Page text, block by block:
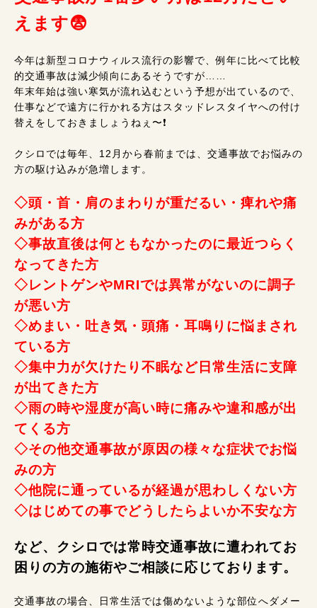
えます😨
今年は新型コロナウィルス流行の影響で、例年に比べて比較
的交通事故は減少傾向にあるそうですが……
年末年始は強い寒気が流れ込むという予想が出ているので、
仕事などで遠方に行かれる方はスタッドレスタイヤへの付け
替えをしておきましょうねぇ〜❗
クシロでは毎年、12月から春前までは、交通事故でお悩みの
方の駆け込みが急増します。
◇頭・首・肩のまわりが重だるい・痺れや痛
みがある方
◇事故直後は何ともなかったのに最近つらく
なってきた方
◇レントゲンやMRIでは異常がないのに調子
が悪い方
◇めまい・吐き気・頭痛・耳鳴りに悩まされ
ている方
◇集中力が欠けたり不眠など日常生活に支障
が出てきた方
◇雨の時や湿度が高い時に痛みや違和感が出
てくる方
◇その他交通事故が原因の様々な症状でお悩
みの方
◇他院に通っているが経過が思わしくない方
◇はじめての事でどうしたらよいか不安な方
など、クシロでは常時交通事故に遭われてお
困りの方の施術やご相談に応じております。
交通事故の場合、日常生活では傷めないような部位へダメー